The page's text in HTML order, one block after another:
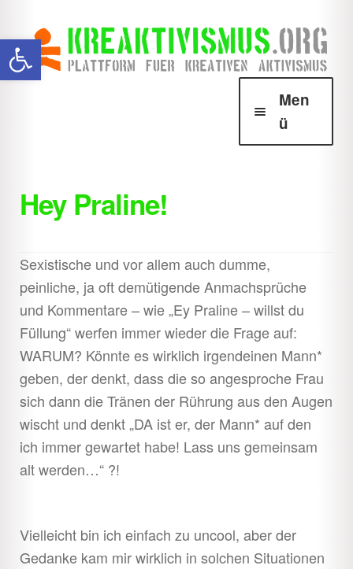
Werkzeugleiste öffnen Zur
Navigation
springen
Zum
Inhalt
springen
Men
ü
Howtos
Downloads
öffnen
Shop
Hey Praline!
Sexistische und vor allem auch dumme,
peinliche, ja oft demütigende Anmachsprüche
und Kommentare – wie „Ey Praline – willst du
Füllung“ werfen immer wieder die Frage auf:
WARUM? Könnte es wirklich irgendeinen Mann*
geben, der denkt, dass die so angesproche Frau
sich dann die Tränen der Rührung aus den Augen
wischt und denkt „DA ist er, der Mann* auf den
ich immer gewartet habe! Lass uns gemeinsam
alt werden…“ ?!
Vielleicht bin ich einfach zu uncool, aber der
Gedanke kam mirwirklich in solchen Situationen